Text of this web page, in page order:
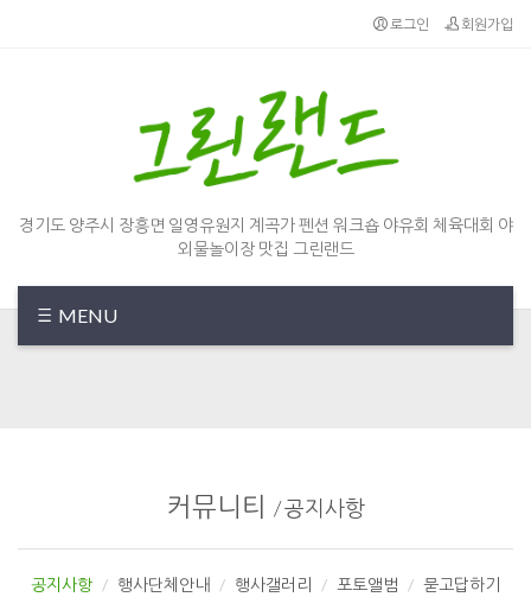
로그인 회원가입
경기도 양주시 장흥면 일영유원지 계곡가 펜션 워크숍 야유회 체육대회 야
외물놀이장 맛집 그린랜드
MENU
커뮤니티 /공지사항
공지사항 행사단체안내 행사갤러리 포토앨범 묻고답하기